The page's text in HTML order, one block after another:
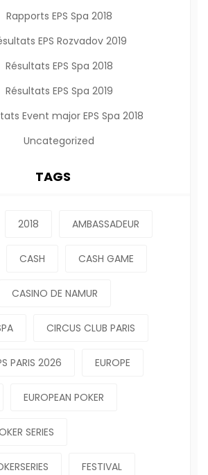
Rapports EPS Spa 2018
EPS Rozvadov 2019
Résultats EPS Spa 2018
Résultats EPS Spa 2019
Event major EPS Spa 2018
Uncategorized
TAGS
2018 AMBASSADEUR
CASH CASH GAME
CASINO DE NAMUR
CIRCUS CLUB PARIS
PARIS 2026 EUROPE
EUROPEAN POKER
SERIES
FESTIVAL